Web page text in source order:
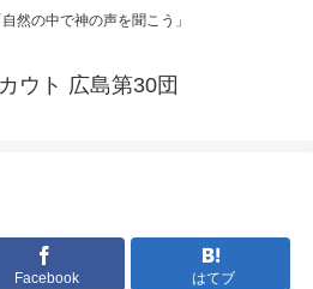
然の中で神の声を聞こう」
ウト 広島第30団
Facebook はてブ